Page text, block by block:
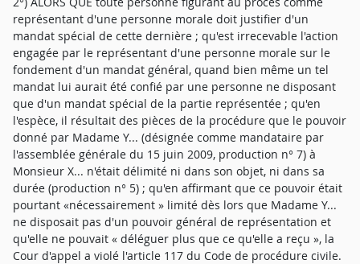
représentant d'une personne morale doit justifier d'un
mandat spécial de cette dernière ; qu'est irrecevable l'action
engagée par le représentant d'une personne morale sur le
fondement d'un mandat général, quand bien même un tel
mandat lui aurait été confié par une personne ne disposant
que d'un mandat spécial de la partie représentée ; qu'en
l'espèce, il résultait des pièces de la procédure que le pouvoir
donné par Madame Y... (désignée comme mandataire par
l'assemblée générale du 15 juin 2009, production n° 7) à
Monsieur X... n'était délimité ni dans son objet, ni dans sa
durée (production n° 5) ; qu'en affirmant que ce pouvoir était
pourtant «nécessairement » limité dès lors que Madame Y...
ne disposait pas d'un pouvoir général de représentation et
qu'elle ne pouvait « déléguer plus que ce qu'elle a reçu », la
Cour d'appel a violé l'article 117 du Code de procédure civile.